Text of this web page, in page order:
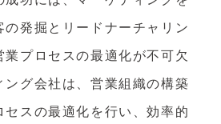
発掘とリードナーチャリン
プロセスの最適化が不可欠
ング会社は、営業組織の構築
スの最適化を行い、効率的